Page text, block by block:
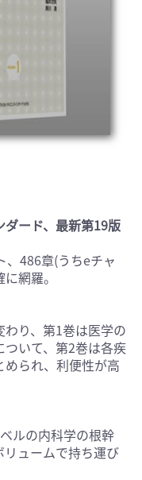
ード、最新第19版
486章(うちeチャ
網羅。
り、第1巻は医学の
いて、第2巻は各疾
られ、利便性が高
ルの内科学の根幹
ュームで持ち運び